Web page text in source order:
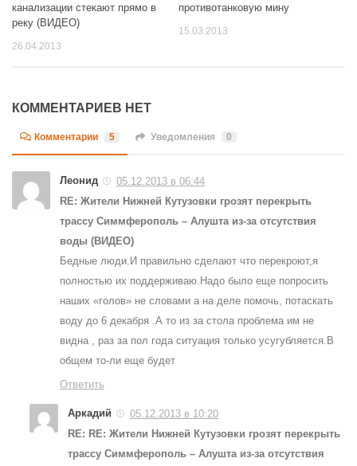
канализации стекают прямо в
реку (ВИДЕО)
26.04.2013
противотанковую мину
15.03.2013
КОММЕНТАРИЕВ НЕТ
Комментарии 5 Уведомления 0
Леонид
05.12.2013 в 06:44
RE: Жители Нижней Кутузовки грозят перекрыть
трассу Симмферополь – Алушта из-за отсутствия
воды (ВИДЕО)
Бедные люди.И правильно сделают что перекроют,я
полностью их поддерживаю.Надо было еще попросить
наших «голов» не словами а на деле помочь, потаскать
воду до 6 декабря .А то из за стола проблема им не
видна , раз за пол года ситуация только усугубляется.В
общем то-ли еще будет
Ответить
Аркадий
05.12.2013 в 10:20
RE: RE: Жители Нижней Кутузовки грозят перекрыть
трассу Симмферополь – Алушта из-за отсутствия